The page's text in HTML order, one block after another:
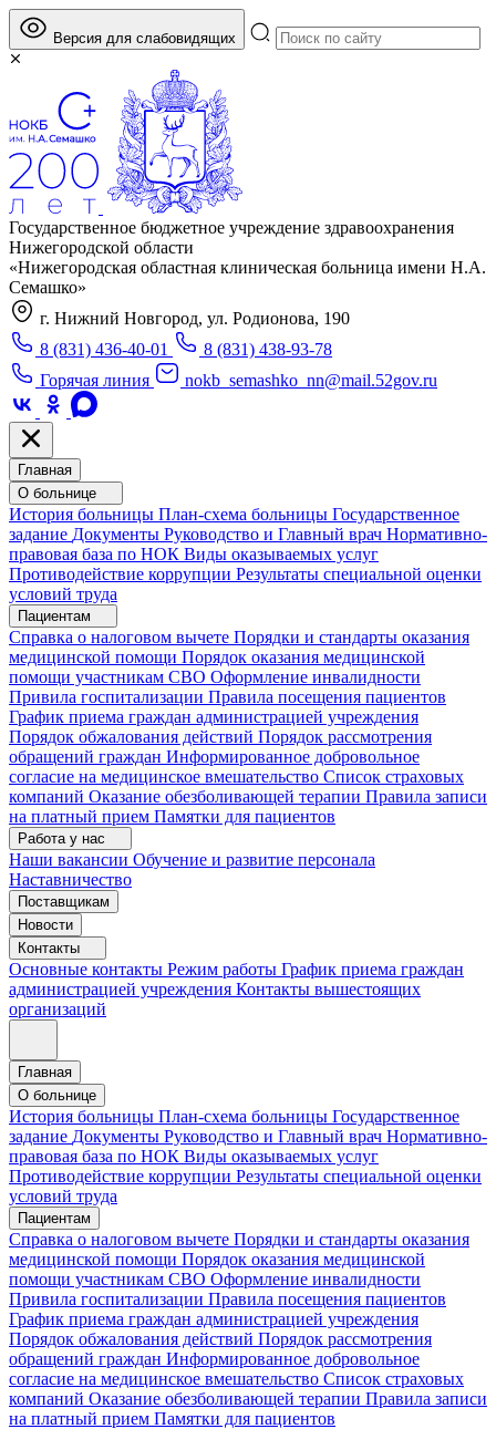
Версия для слабовидящих
Государственное бюджетное учреждение здравоохранения
Нижегородской области
«Нижегородская областная клиническая больница имени Н.А.
Семашко»
г. Нижний Новгород, ул. Родионова, 190
8 (831) 436-40-01
8 (831) 438-93-78
Горячая линия
nokb_semashko_nn@mail.52gov.ru
Главная
О больнице
История больницы План-схема больницы Государственное
задание Документы Руководство и Главный врач Нормативно-
правовая база по НОК Виды оказываемых услуг
Противодействие коррупции Результаты специальной оценки
условий труда
Пациентам
Справка о налоговом вычете Порядки и стандарты оказания
медицинской помощи Порядок оказания медицинской
помощи участникам СВО Оформление инвалидности
Привила госпитализации Правила посещения пациентов
График приема граждан администрацией учреждения
Порядок обжалования действий Порядок рассмотрения
обращений граждан Информированное добровольное
согласие на медицинское вмешательство Список страховых
компаний Оказание обезболивающей терапии Правила записи
на платный прием Памятки для пациентов
Работа у нас
Наши вакансии Обучение и развитие персонала
Наставничество
Поставщикам
Новости
Контакты
Основные контакты Режим работы График приема граждан
администрацией учреждения Контакты вышестоящих
организаций
Главная
О больнице
История больницы План-схема больницы Государственное
задание Документы Руководство и Главный врач Нормативно-
правовая база по НОК Виды оказываемых услуг
Противодействие коррупции Результаты специальной оценки
условий труда
Пациентам
Справка о налоговом вычете Порядки и стандарты оказания
медицинской помощи Порядок оказания медицинской
помощи участникам СВО Оформление инвалидности
Привила госпитализации Правила посещения пациентов
График приема граждан администрацией учреждения
Порядок обжалования действий Порядок рассмотрения
обращений граждан Информированное добровольное
согласие на медицинское вмешательство Список страховых
компаний Оказание обезболивающей терапии Правила записи
на платный прием Памятки для пациентов